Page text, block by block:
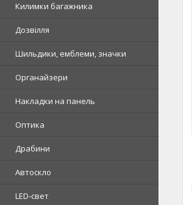
Килимки багажника
Дозвілля
Шильдики, емблеми, значки
Органайзери
Накладки на панель
Оптика
Драбини
Автоскло
LED-свет